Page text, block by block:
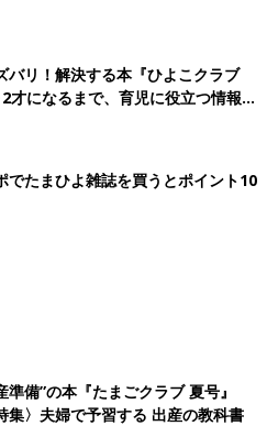
いう声が多く届きました。また
た。
バリ！解決する本『ひよこクラブ
になるまで、育児に役立つ情報が
でたまひよ雑誌を買うとポイント10
準備”の本『たまごクラブ 夏号』
集〉夫婦で予習する 出産の教科書